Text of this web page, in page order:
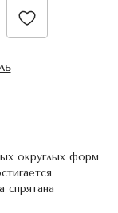
округлых форм
спрятана